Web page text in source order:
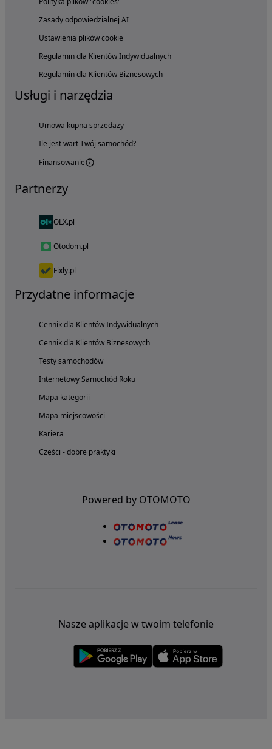
Zasady odpowiedzialnej AI
Ustawienia plików cookie
Regulamin dla Klientów Indywidualnych
Regulamin dla Klientów Biznesowych
Usługi i narzędzia
Umowa kupna sprzedaży
Ile jest wart Twój samochód?
Finansowanie
Partnerzy
OLX.pl
Otodom.pl
Fixly.pl
Przydatne informacje
Cennik dla Klientów Indywidualnych
Cennik dla Klientów Biznesowych
Testy samochodów
Internetowy Samochód Roku
Mapa kategorii
Mapa miejscowości
Kariera
Części - dobre praktyki
Powered by OTOMOTO
Nasze aplikacje w twoim telefonie